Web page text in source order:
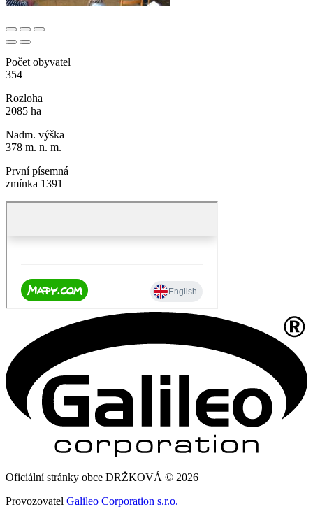
Počet obyvatel
354
Rozloha
2085 ha
Nadm. výška
378 m. n. m.
První písemná
zmínka 1391
Oficiální stránky obce DRŽKOVÁ © 2026
Provozovatel Galileo Corporation s.r.o.